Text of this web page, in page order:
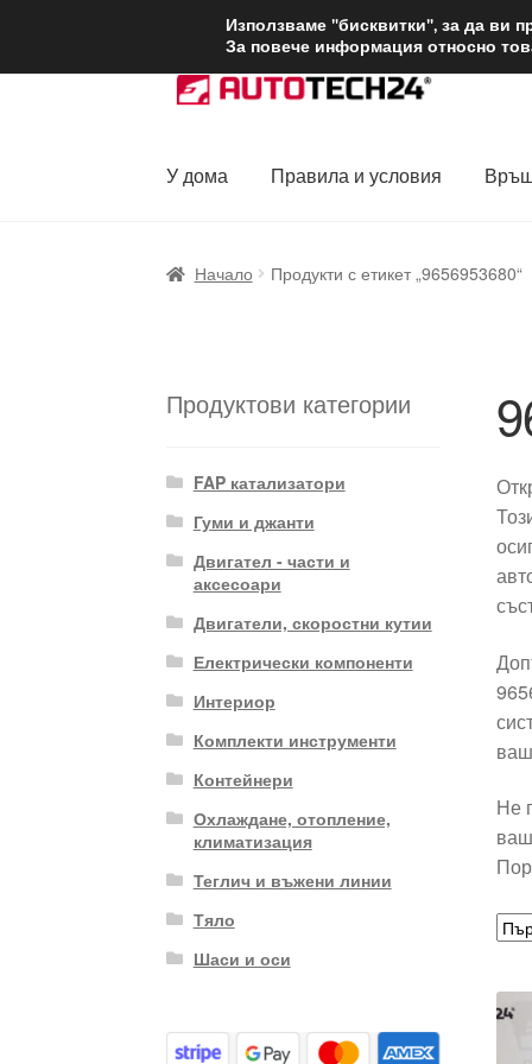
ДОСТАВКА от
Skip
to
Skip
to
У дома
Правила и условия
Начало Продукти с етикет „9656953680“
Не
Продуктови категории
FAP катализатори
Гуми и джанти
Двигател - части и
аксесоари
Двигатели, скоростни кутии
Електрически компоненти
Интериор
Комплекти инструменти
Контейнери
Охлаждане, отопление,
климатизация
Теглич и въжени линии
Тяло
Шаси и оси
Използваме "бисквитки", за да ви
За повече информация относно